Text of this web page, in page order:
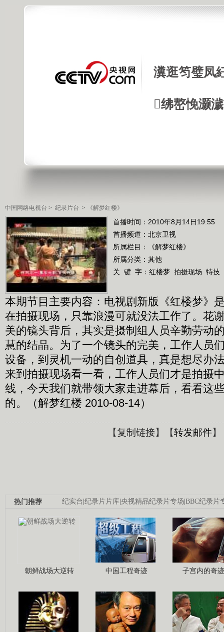
瀵逛笉璧凤
绋嶅悗灏
中国网络电视台 > 纪录片台 > 《解梦红楼》
首播时间：2010年8月14日19:55
首播频道： 北京卫视
所属栏目：
《解梦红楼》
所属分类：其他
关 键 字： 红楼梦 拍摄现场 特技
本期节目主要内容：电视剧新版《红楼梦》
在拍摄现场，只靠浪漫可就没法工作了。花
美的镜头背后，其实是摄制组人员辛勤劳动
慧的结晶。为了一个镜头的完美，工作人员
设备，到灵机一动的自创道具，真是想尽办
来到拍摄现场看一看，工作人员们才是拍摄
线，今天我们就带领大家走进幕后，看看这
的。（解梦红楼 2010-08-14）
【复制链接】【转发邮件】
纪实台|纪录片片库|央视精品纪录片专场|BBC纪录片
热门推荐
朝鲜战场大逆转 中国工程奇迹 子宫内的奇迹